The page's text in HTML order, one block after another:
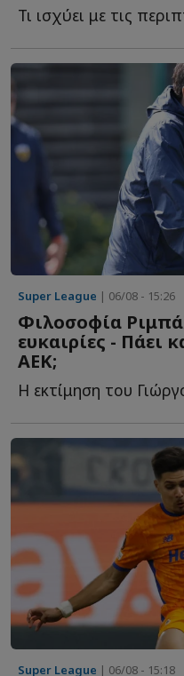
Super League | 06/08 - 15:26
Φιλοσοφία
ευκαιρίες - Πάει
ΑΕΚ;
Super League | 06/08 - 15:18